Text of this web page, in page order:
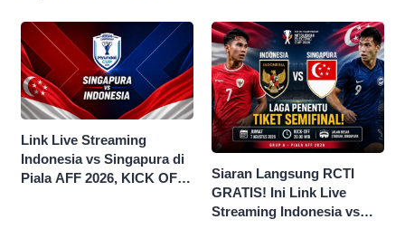
Link Live Streaming
Indonesia vs Singapura di
Piala AFF 2026, KICK OFF
Siaran Langsung RCTI
GRATIS! Ini Link Live
Streaming Indonesia vs